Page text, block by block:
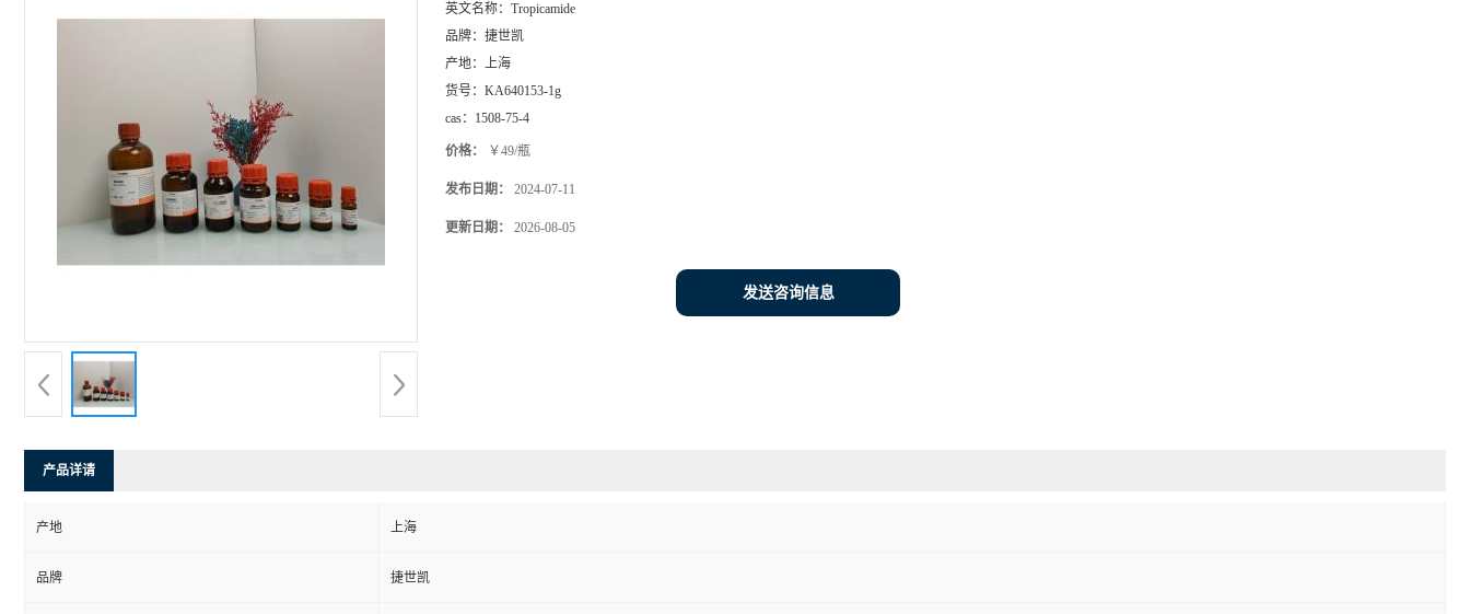
英文名称： Tropicamide
品牌： 捷世凯
产地： 上海
货号： KA640153-1g
cas： 1508-75-4
价格： ￥49/瓶
发布日期： 2024-07-11
更新日期： 2026-08-05
发送咨询信息
产品详请
产地 上海
品牌 捷世凯